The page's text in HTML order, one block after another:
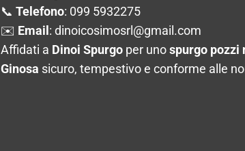
📞Telefono: 099 5932275
✉️ Email:dinoicosimosrl@gmail.com
Affidati a Dinoi Spurgo per unospurgo pozzi
Ginosa sicuro, tempestivo e conforme alle